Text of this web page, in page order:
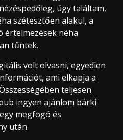
úgy találtam,
szétesztően alakul, a
néha
tűntek.
volt olvasni, egyedien
ami elkapja a
teljesen
ingyen ajánlom bárki
megfogó és
után.